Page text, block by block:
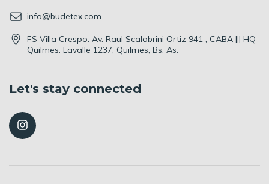
info@budetex.com
FS Villa Crespo: Av. Raul Scalabrini Ortiz 941 , CABA ||| HQ
Quilmes: Lavalle 1237, Quilmes, Bs. As.
Let's stay connected